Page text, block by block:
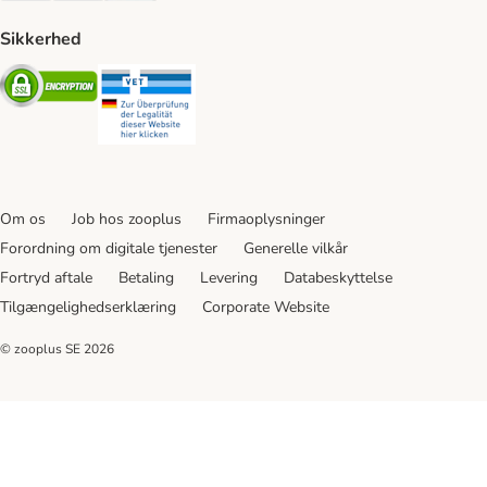
Sikkerhed
Security
Om os Job hos zooplus
Firmaoplysninger
Forordning om digitale tjenester
Generelle vilkår
Fortryd aftale
Betaling Levering
Databeskyttelse
Tilgængelighedserklæring
Corporate Website
© zooplus SE 2026